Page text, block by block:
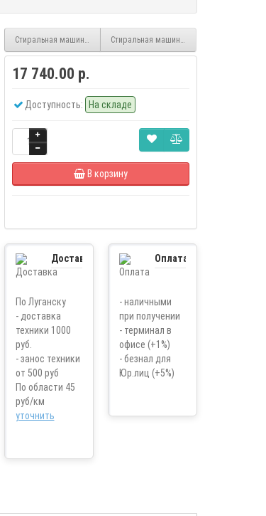
Стиральная машина Бирюса WM-ME510/04Стиральная машина Бирюса WM-SM510/
17 740.00 р.
Доступность: На складе
В корзину
Доставка
По Луганску
- доставка
техники 1000
руб.
- занос техники
от 500 руб
По области 45
руб/км
уточнить
Оплата
- наличными
при получении
- терминал в
офисе (+1%)
- безнал для
Юр.лиц (+5%)